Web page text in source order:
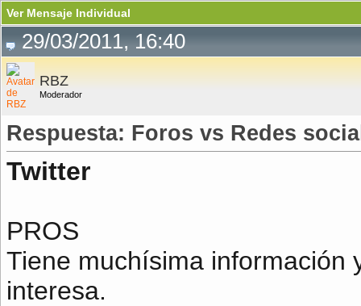
Ver Mensaje Individual
29/03/2011, 16:40
RBZ
Moderador
Respuesta: Foros vs Redes
Twitter
PROS
Tiene muchísima información
interesa.